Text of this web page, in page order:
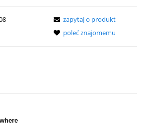
zapytaj o produkt
poleć znajomemu